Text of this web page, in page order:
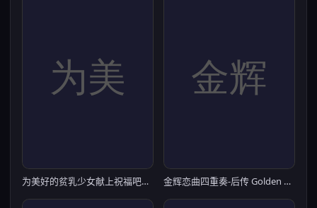
为美好的贫乳少女献上祝福吧【PC0818】 金辉恋曲四重奏-后传 Golden Time 官中步兵版【PC0901】